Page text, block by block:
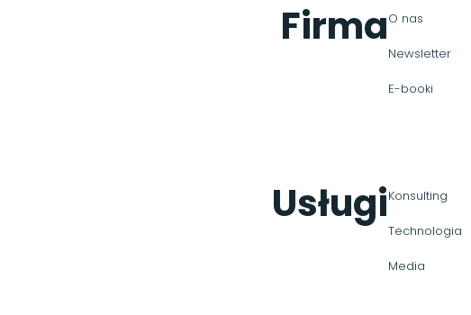
FirmaO nas
Newsletter
E-booki
UsługiKonsulting
Technologia
Media